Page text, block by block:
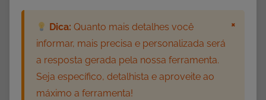
Dica: Quanto mais detalhes você
informar, mais precisa e personalizada será
a resposta gerada pela nossa ferramenta.
Seja específico, detalhista e aproveite ao
máximo a ferramenta!
×